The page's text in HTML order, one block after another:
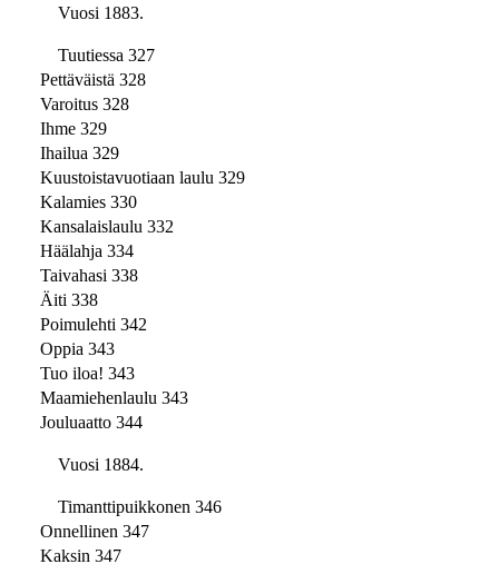
Vuosi 1883.
Tuutiessa 327
Pettäväistä 328
Varoitus 328
Ihme 329
Ihailua 329
Kuustoistavuotiaan laulu 329
Kalamies 330
Kansalaislaulu 332
Häälahja 334
Taivahasi 338
Äiti 338
Poimulehti 342
Oppia 343
Tuo iloa! 343
Maamiehenlaulu 343
Jouluaatto 344
Vuosi 1884.
Timanttipuikkonen 346
Onnellinen 347
Kaksin 347